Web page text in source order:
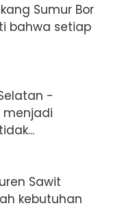
Sumur Bor
bahwa setiap
-
menjadi
Sawit
kebutuhan